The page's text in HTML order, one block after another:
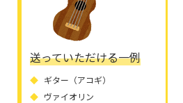
送っていただける一例
ギター（アコギ）
ヴァイオリン